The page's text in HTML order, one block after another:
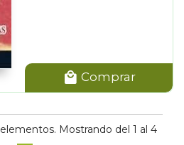
Comprar
elementos. Mostrando del 1 al 4